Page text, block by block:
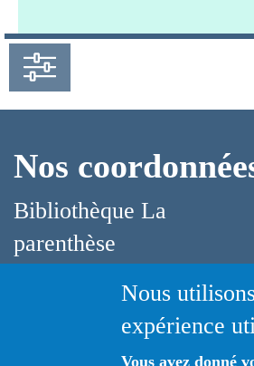
Nos
Bibliothèque La
parenthèse
bibliothequefranqueville@hotmail.fr
Nous
expérience
Vous avez donné